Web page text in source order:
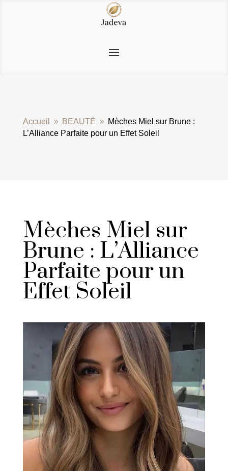
Accueil 9 BEAUTÉ 9
Mèches Miel sur Brune :
L’Alliance Parfaite pour un Effet Soleil
Mèches Miel sur
Brune : L’Alliance
Parfaite pour un
Effet Soleil